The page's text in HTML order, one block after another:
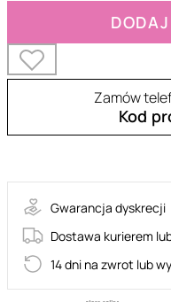
Zamów
Kod
Gwarancja dyskrecji
Dostawa kurierem
14 dni na zwrot lub